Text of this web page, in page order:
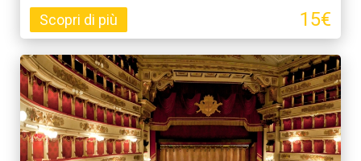
Scopri di più 15€